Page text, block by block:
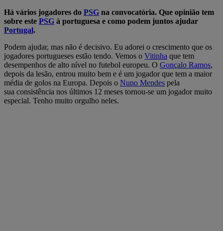
Há vários jogadores do PSG na convocatória. Que opinião tem
sobre este PSG à portuguesa e como podem juntos ajudar
Portugal.
Podem ajudar, mas não é decisivo. Eu adorei o crescimento que os
jogadores portugueses estão tendo. Vemos o Vitinha que tem
desempenhos de alto nível no futebol europeu. O Gonçalo Ramos,
depois da lesão, entrou muito bem e é um jogador que tem a maior
média de golos na Europa. Depois o Nuno Mendes pela
sua consistência nos últimos 12 meses tornou-se um jogador muito
especial. Tenho muito orgulho neles.